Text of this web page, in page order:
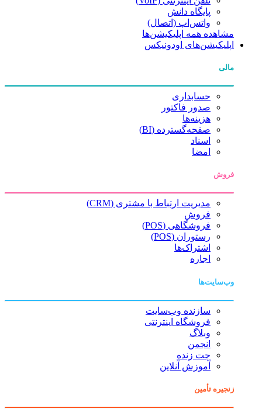
پایگاه دانش
واتس‌اپ (اتصال)
مشاهده همه اپلیکیشن‌ها
اپلیکیشن‌های اودونیکس
مالی
حسابداری
صدور فاکتور
هزینه‌ها
صفحه‌گسترده (BI)
اسناد
امضا
فروش
مدیریت ارتباط با مشتری (CRM)
فروش
فروشگاهی (POS)
رستوران (POS)
اشتراک‌ها
اجاره
وب‌سایت‌ها
سازنده وب‌سایت
فروشگاه اینترنتی
وبلاگ
انجمن
چت زنده
آموزش آنلاین
زنجیره تأمین